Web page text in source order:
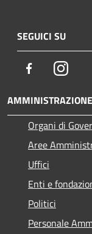
SEGUICI SU
Facebook
AMMINISTRAZIONE
Organi di
Aree
Uffici
Enti e
Politici
Personale